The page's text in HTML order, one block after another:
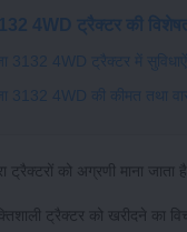
4WD ट्रैक्टर की
3132 4WD ट्रैक्टर में
3132 4WD की कीमत तथा
ट्रैक्टरों को अग्रणी माना
ट्रैक्टर को खरीदने का